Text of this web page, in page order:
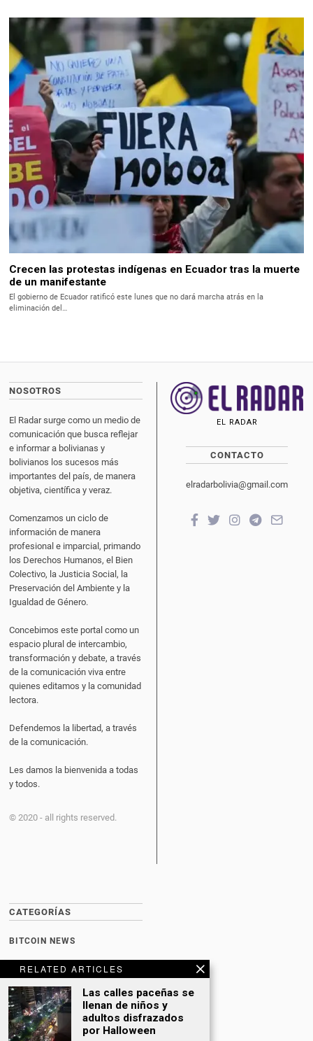
RELATED ARTICLES
Las calles paceñas se
llenan de niños y
adultos disfrazados
por Halloween
Crecen las protestas indígenas en Ecuador tras la muerte
de un manifestante
El gobierno de Ecuador ratificó este lunes que no dará marcha atrás en la
eliminación del…
NOSOTROS
El Radar surge como un medio de
comunicación que busca reflejar
e informar a bolivianas y
bolivianos los sucesos más
importantes del país, de manera
objetiva, científica y veraz.
Comenzamos un ciclo de
información de manera
profesional e imparcial, primando
los Derechos Humanos, el Bien
Colectivo, la Justicia Social, la
Preservación del Ambiente y la
Igualdad de Género.
Concebimos este portal como un
espacio plural de intercambio,
transformación y debate, a través
de la comunicación viva entre
quienes editamos y la comunidad
lectora.
Defendemos la libertad, a través
de la comunicación.
Les damos la bienvenida a todas
y todos.
© 2020 - all rights reserved.
EL RADAR
CONTACTO
elradarbolivia@gmail.com
CATEGORÍAS
BITCOIN NEWS
CULTURA
DATING
DEPORTES
ECONOMÍA